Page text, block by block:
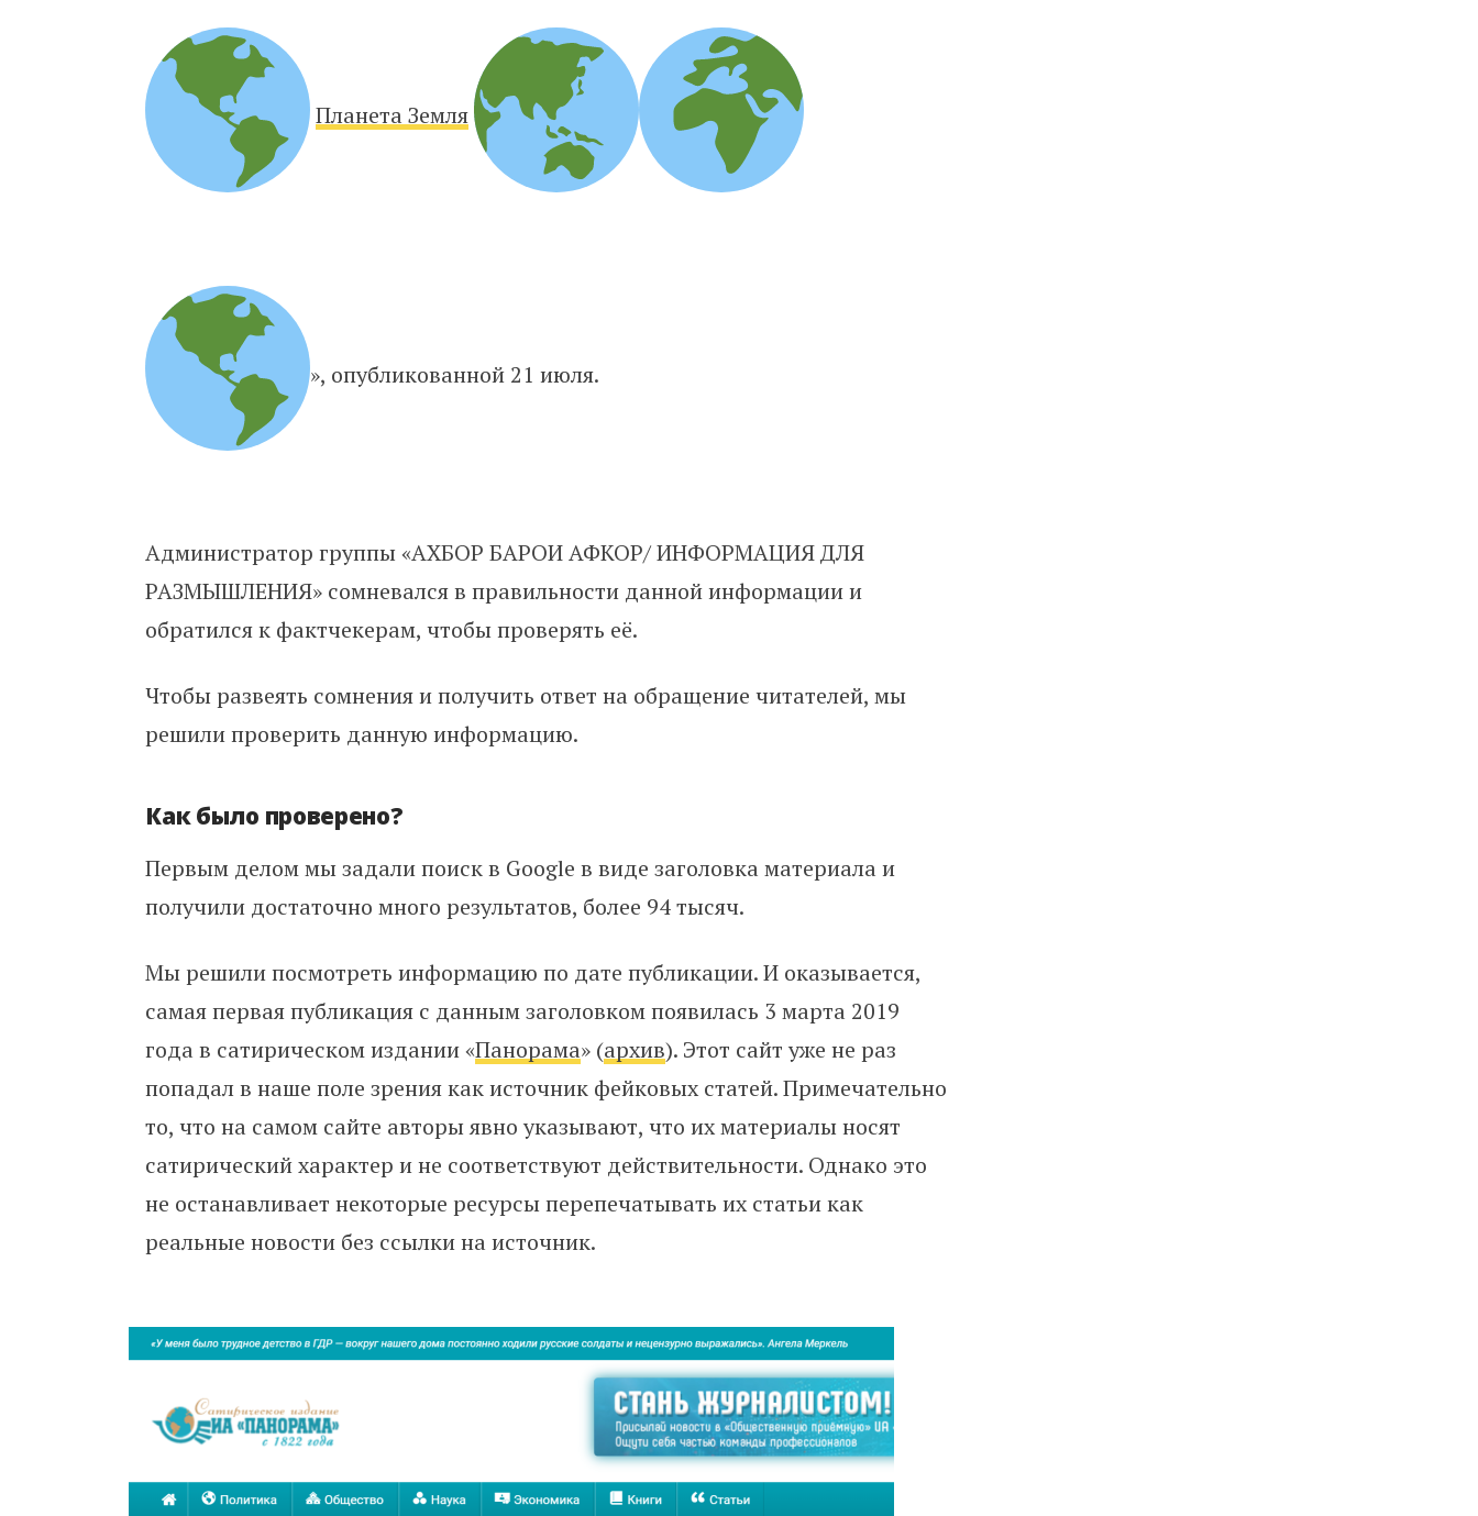
Планета Земля
», опубликованной 21 июля.
Администратор группы «АХБОР БАРОИ АФКОР/ ИНФОРМАЦИЯ ДЛЯ
РАЗМЫШЛЕНИЯ» сомневался в правильности данной информации и
обратился к фактчекерам, чтобы проверять её.
Чтобы развеять сомнения и получить ответ на обращение читателей, мы
решили проверить данную информацию.
Как было проверено?
Первым делом мы задали поиск в Google в виде заголовка материала и
получили достаточно много результатов, более 94 тысяч.
Мы решили посмотреть информацию по дате публикации. И оказывается,
самая первая публикация с данным заголовком появилась 3 марта 2019
года в сатирическом издании «Панорама» (архив). Этот сайт уже не раз
попадал в наше поле зрения как источник фейковых статей. Примечательно
то, что на самом сайте авторы явно указывают, что их материалы носят
сатирический характер и не соответствуют действительности. Однако это
не останавливает некоторые ресурсы перепечатывать их статьи как
реальные новости без ссылки на источник.